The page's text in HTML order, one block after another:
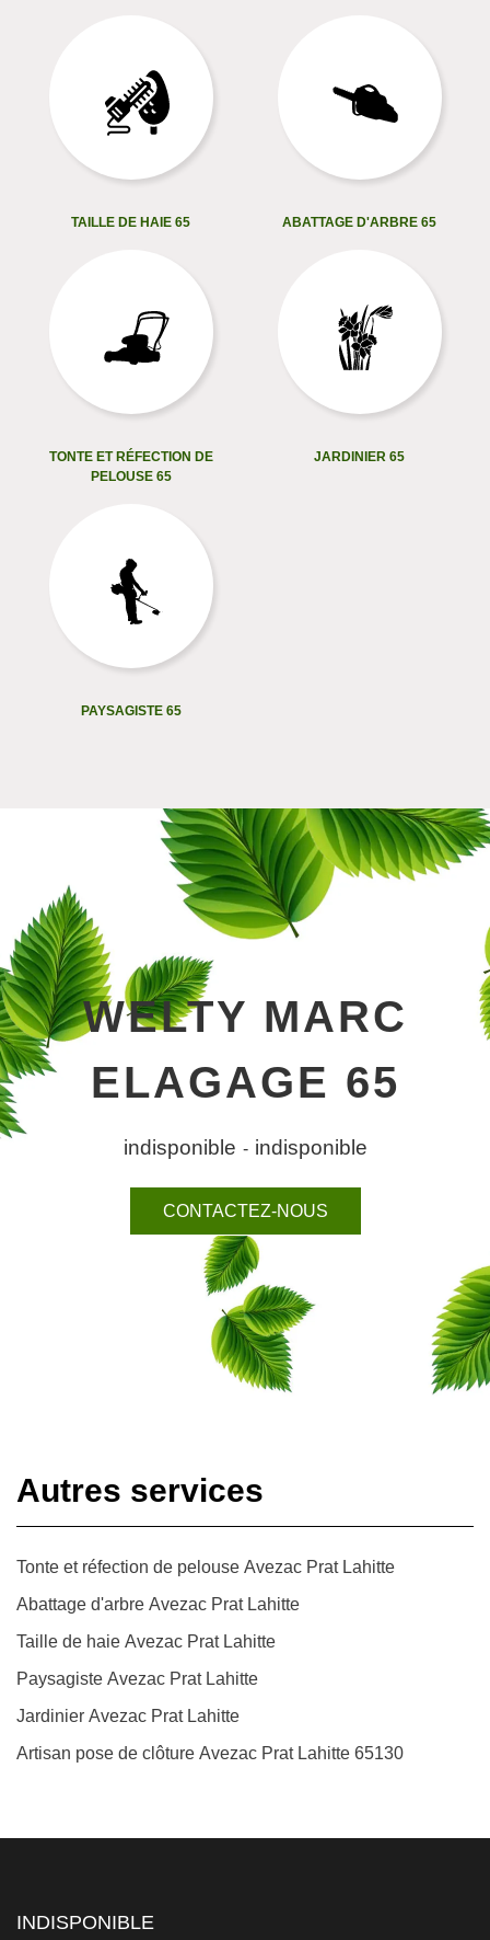
TAILLE DE HAIE 65 ABATTAGE D'ARBRE 65
TONTE ET RÉFECTION DE
PELOUSE 65
JARDINIER 65
PAYSAGISTE 65
WELTY MARC
ELAGAGE 65
indisponible - indisponible
CONTACTEZ-NOUS
Autres services
Tonte et réfection de pelouse Avezac Prat Lahitte
Abattage d'arbre Avezac Prat Lahitte
Taille de haie Avezac Prat Lahitte
Paysagiste Avezac Prat Lahitte
Jardinier Avezac Prat Lahitte
Artisan pose de clôture Avezac Prat Lahitte 65130
INDISPONIBLE